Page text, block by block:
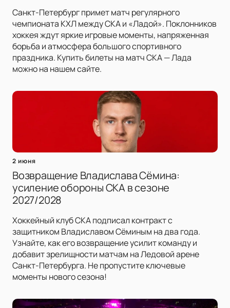
Санкт-Петербург примет матч регулярного
чемпионата КХЛ между СКА и «Ладой». Поклонников
хоккея ждут яркие игровые моменты, напряженная
борьба и атмосфера большого спортивного
праздника. Купить билеты на матч СКА — Лада
можно на нашем сайте.
2 июня
Возвращение Владислава Сёмина:
усиление обороны СКА в сезоне
2027/2028
Хоккейный клуб СКА подписал контракт с
защитником Владиславом Сёминым на два года.
Узнайте, как его возвращение усилит команду и
добавит зрелищности матчам на Ледовой арене
Санкт-Петербурга. Не пропустите ключевые
моменты нового сезона!